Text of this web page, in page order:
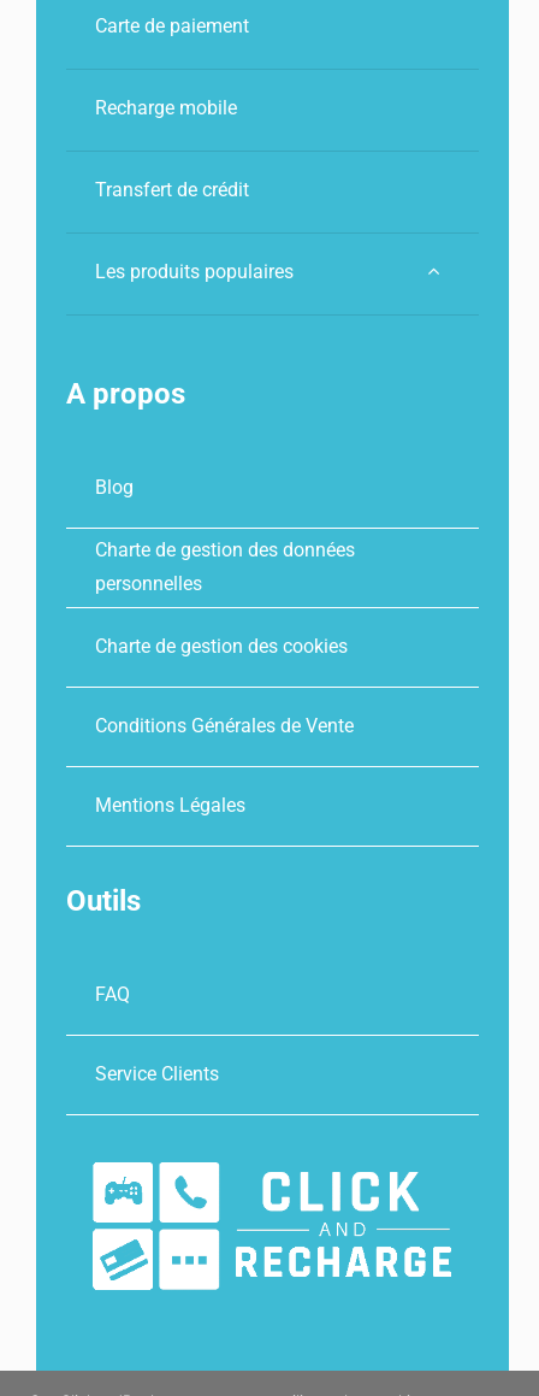
Carte de paiement
Recharge mobile
Transfert de crédit
Les produits populaires
A propos
Blog
Charte de gestion des données
personnelles
Charte de gestion des cookies
Conditions Générales de Vente
Mentions Légales
Outils
FAQ
Service Clients